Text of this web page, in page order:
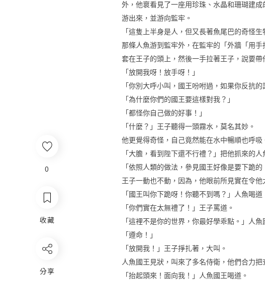
0
收藏
分享
外，他褱看見了一座用珍珠、水晶和珊瑚建成
游出來，並游向監牢。
「這隻上半身是人，但又長著魚尾巴的奇怪
那條人魚游到監牢外，在監牢的「外牆「用
套在王子的頭上，然後一手拉著王子，說要帶
「放開我呀！放手呀！」
「你別大呼小叫，國王吩咐過，如果你反抗
「為什麼你們的國王要這樣對我？」
「都怪你自己做的好事！」
「什麼？」王子聽得一頭霧水，莫名其妙。
他更覺得奇怪，自己竟然能在水中暢順也呼吸
「大膽，看到陛下還不行禮？」把他抓來的人
「依照人類的做法，參見國王好像是要下跪
王子一動也不動，因為，他眼前所見實在令
「國王叫你下跪呀！你聽不到嗎？」人魚喝
「你們實在太無禮了！」王子罵道。
「這裡不是你的世界，你最好學乖點。」人
「遵命！」
「放開我！」王子掙扎著，大叫。
人魚國王見狀，叫來了多名侍衛，他們合力把
「抬起頭來！面向我！」人魚國王喝道。